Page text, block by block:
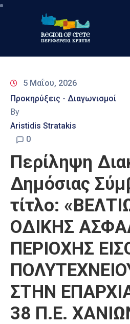
Περιφέρεια
&
Δράσεις
Ψηφιακές
Υπηρεσίες
Επικοινωνία
5 Μαΐου, 2026
Προκηρύξεις - Διαγωνισμοί
By
Aristidis Stratakis
0
Περίληψη
Δημόσιας
τίτλο:
ΟΔΙΚΗΣ
ΠΕΡΙΟΧΗΣ
ΣΤΗΝ
38 Π.Ε.